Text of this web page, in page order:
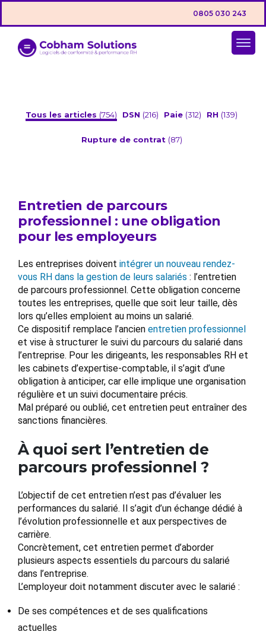
0805 030 243
Tous les articles (754) DSN (216) Paie (312) RH (139)
Rupture de contrat (87)
Entretien de parcours
professionnel : une obligation
pour les employeurs
Les entreprises doivent intégrer un nouveau rendez-
vous RH dans la gestion de leurs salariés : l’entretien
de parcours professionnel. Cette obligation concerne
toutes les entreprises, quelle que soit leur taille, dès
lors qu’elles emploient au moins un salarié.
Ce dispositif remplace l’ancien entretien professionnel
et vise à structurer le suivi du parcours du salarié dans
l’entreprise. Pour les dirigeants, les responsables RH et
les cabinets d’expertise-comptable, il s’agit d’une
obligation à anticiper, car elle implique une organisation
régulière et un suivi documentaire précis.
Mal préparé ou oublié, cet entretien peut entraîner des
sanctions financières.
À quoi sert l’entretien de
parcours professionnel ?
L’objectif de cet entretien n’est pas d’évaluer les
performances du salarié. Il s’agit d’un échange dédié à
l’évolution professionnelle et aux perspectives de
carrière.
Concrètement, cet entretien permet d’aborder
plusieurs aspects essentiels du parcours du salarié
dans l’entreprise.
L’employeur doit notamment discuter avec le salarié :
De ses compétences et de ses qualifications
actuelles